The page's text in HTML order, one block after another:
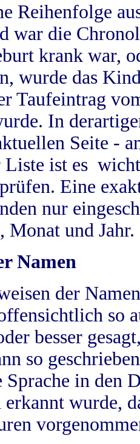
Reihenfolge
war die
krank war,
wurde das
Taufeintrag
In
Seite -
Liste ist es
Eine
nur
Monat und Jahr.
Namen
der
so
besser
so
Sprache in
erkannt wurde,